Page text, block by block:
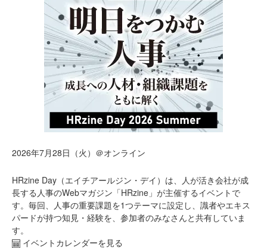
2026年7月28日（火）＠オンライン
HRzine Day（エイチアールジン・デイ）は、人が活き会社が成
長する人事のWebマガジン「HRzine」が主催するイベントで
す。毎回、人事の重要課題を1つテーマに設定し、識者やエキス
パードが持つ知見・経験を、参加者のみなさんと共有していま
す。
イベントカレンダーを見る